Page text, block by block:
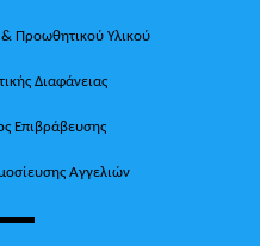
Προωθητικού Υλικού
Διαφάνειας
Επιβράβευσης
Αγγελιών